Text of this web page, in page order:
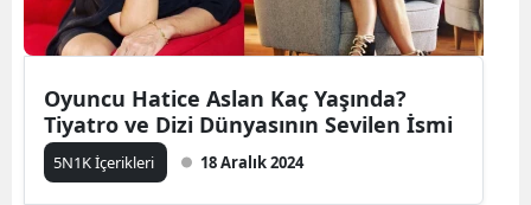
Oyuncu Hatice Aslan Kaç Yaşında?
Tiyatro ve Dizi Dünyasının Sevilen İsmi
5N1K İçerikleri 18 Aralık 2024